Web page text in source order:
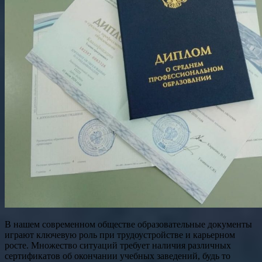
В нашем современном обществе образовательные документы
играют ключевую роль при трудоустройстве и карьерном
росте. Множество ситуаций требует наличия различных
сертификатов об окончании учебных заведений, будь то